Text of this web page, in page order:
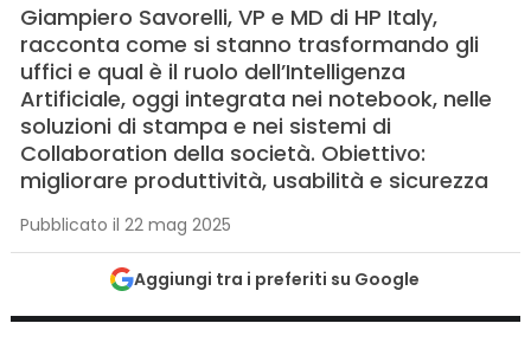
Giampiero Savorelli, VP e MD di HP Italy,
racconta come si stanno trasformando gli
uffici e qual è il ruolo dell’Intelligenza
Artificiale, oggi integrata nei notebook, nelle
soluzioni di stampa e nei sistemi di
Collaboration della società. Obiettivo:
migliorare produttività, usabilità e sicurezza
Pubblicato il 22 mag 2025
Aggiungi tra i preferiti su Google